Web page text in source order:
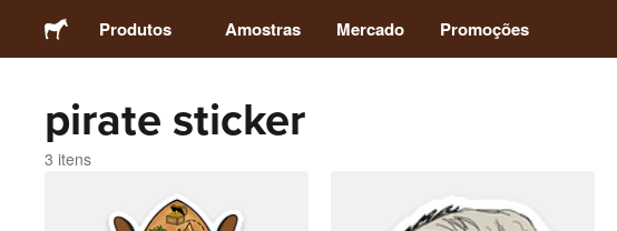
Produtos
Adesivos
Amostras Mercado Promoções
pirate sticker
3 itens